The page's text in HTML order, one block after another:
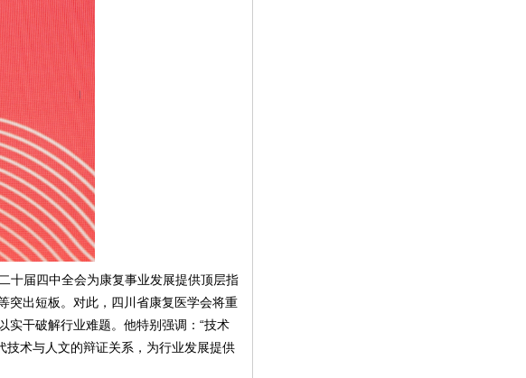
十届四中全会为康复事业发展提供顶层指
突出短板。对此，四川省康复医学会将重
实干破解行业难题。他特别强调：“技术
技术与人文的辩证关系，为行业发展提供